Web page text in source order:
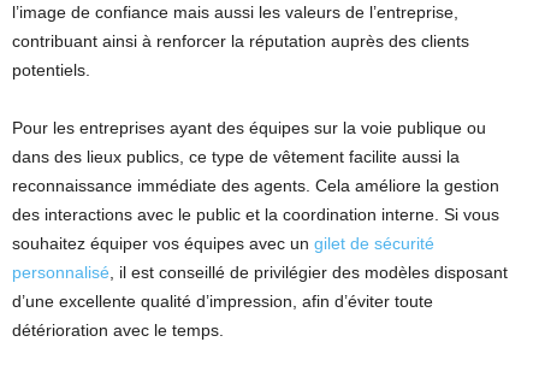
l’image de confiance mais aussi les valeurs de l’entreprise,
contribuant ainsi à renforcer la réputation auprès des clients
potentiels.
Pour les entreprises ayant des équipes sur la voie publique ou
dans des lieux publics, ce type de vêtement facilite aussi la
reconnaissance immédiate des agents. Cela améliore la gestion
des interactions avec le public et la coordination interne. Si vous
souhaitez équiper vos équipes avec un gilet de sécurité
personnalisé , il est conseillé de privilégier des modèles disposant
d’une excellente qualité d’impression, afin d’éviter toute
détérioration avec le temps.